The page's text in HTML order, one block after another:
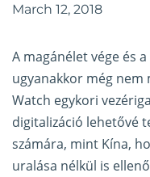
March 12, 2018
A magánélet vége és
ugyanakkor még nem
Watch egykori
digitalizáció lehetővé
számára, mint Kína,
uralása nélkül is